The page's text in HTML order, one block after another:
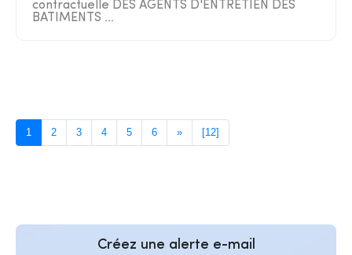
contractuelle DES AGENTS D'ENTRETIEN DES
BATIMENTS ...
1 2 3 4 5 6 » [12]
Créez une alerte e-mail